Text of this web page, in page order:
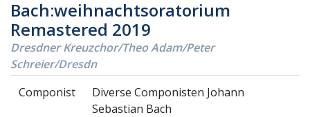
Bach:weihnachtsoratorium
Remastered 2019
Dresdner Kreuzchor/Theo Adam/Peter
Schreier/Dresdn
Componist
Diverse Componisten Johann
Sebastian Bach